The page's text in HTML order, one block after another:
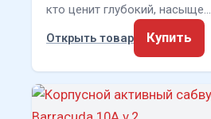
кто ценит глубокий, насыще…
Открыть товар
Купить